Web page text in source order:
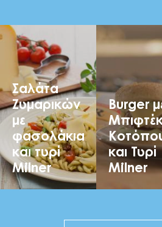
Σαλάτα
Ζυμαρικών
με
φασολάκια
και τυρί
Milner
Burger
και Τυρί
Milner